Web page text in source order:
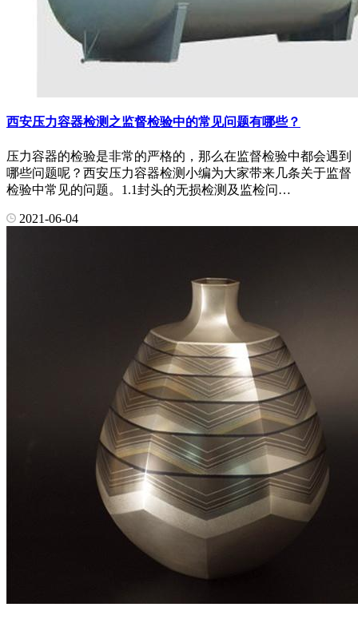
西安压力容器检测之监督检验中的常见问题有哪些？
压力容器的检验是非常的严格的，那么在监督检验中都会遇到
哪些问题呢？西安压力容器检测小编为大家带来几条关于监督
检验中常见的问题。1.1封头的无损检测及监检问…
2021-06-04